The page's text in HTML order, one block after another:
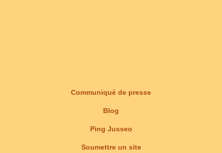
Communiqué de presse
Blog
Ping Jusseo
Soumettre un site